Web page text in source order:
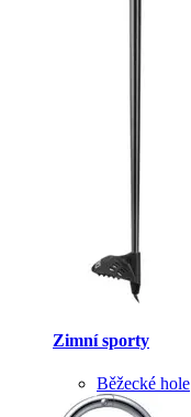
Zimní sporty
Běžecké hole